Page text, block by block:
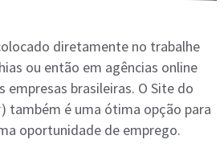
diretamente no trabalhe
ou então em agências online
empresas brasileiras. O Site do
) também é uma ótima opção para
oportunidade de emprego.